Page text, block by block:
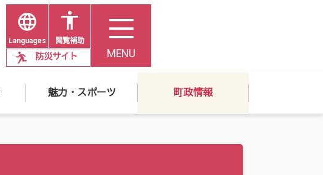
Languages 閲覧補助
防災サイト MENU
魅力・スポーツ 町政情報